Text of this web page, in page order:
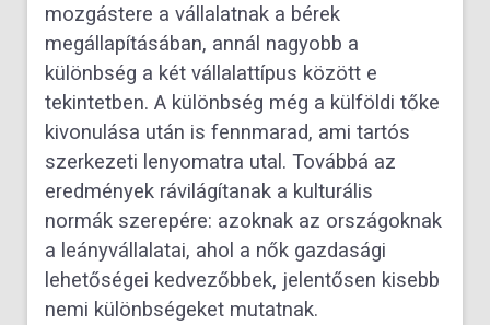
mozgástere a vállalatnak a bérek
megállapításában, annál nagyobb a
különbség a két vállalattípus között e
tekintetben. A különbség még a külföldi tőke
kivonulása után is fennmarad, ami tartós
szerkezeti lenyomatra utal. Továbbá az
eredmények rávilágítanak a kulturális
normák szerepére: azoknak az országoknak
a leányvállalatai, ahol a nők gazdasági
lehetőségei kedvezőbbek, jelentősen kisebb
nemi különbségeket mutatnak.